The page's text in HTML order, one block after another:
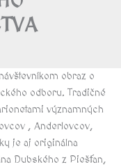
kultúr a
obraz o
odboru. Tradičné
významných
, Anderlovcov,
je aj originálna
Dubského z Piešťan,